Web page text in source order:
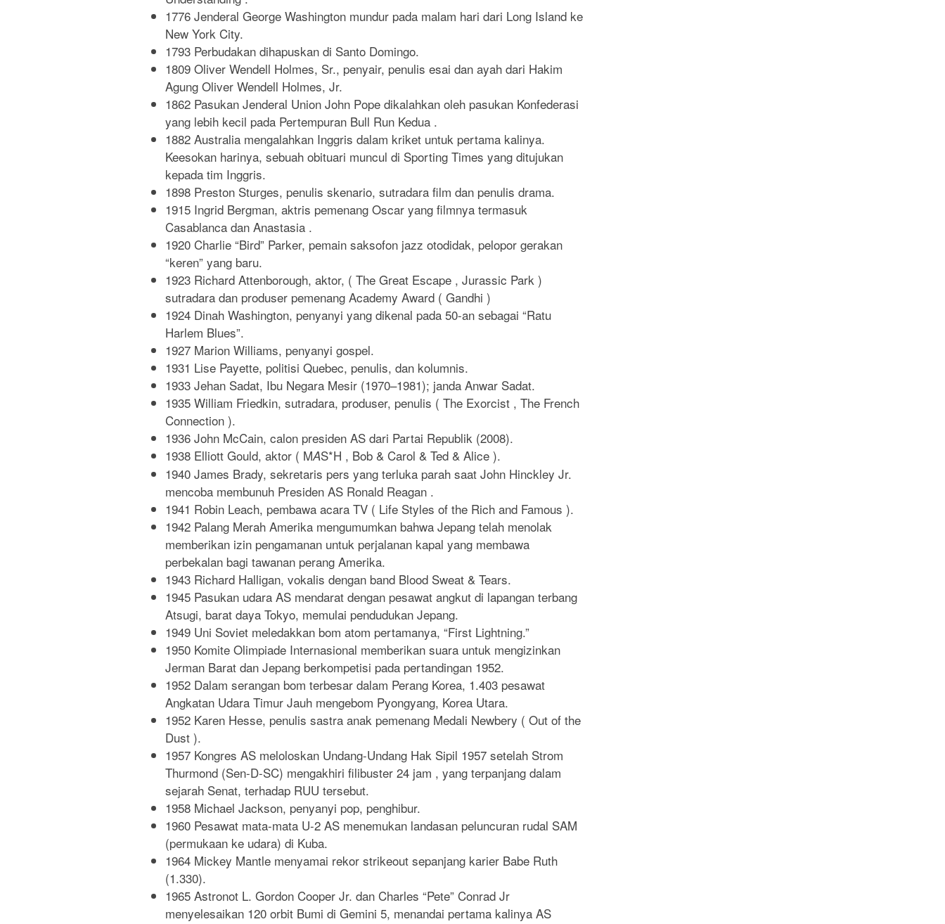
1776 Jenderal George Washington mundur pada malam hari dari Long Island ke
New York City.
1793 Perbudakan dihapuskan di Santo Domingo.
1809 Oliver Wendell Holmes, Sr., penyair, penulis esai dan ayah dari Hakim
Agung Oliver Wendell Holmes, Jr.
1862 Pasukan Jenderal Union John Pope dikalahkan oleh pasukan Konfederasi
yang lebih kecil pada Pertempuran Bull Run Kedua .
1882 Australia mengalahkan Inggris dalam kriket untuk pertama kalinya.
Keesokan harinya, sebuah obituari muncul di Sporting Times yang ditujukan
kepada tim Inggris.
1898 Preston Sturges, penulis skenario, sutradara film dan penulis drama.
1915 Ingrid Bergman, aktris pemenang Oscar yang filmnya termasuk
Casablanca dan Anastasia .
1920 Charlie “Bird” Parker, pemain saksofon jazz otodidak, pelopor gerakan
“keren” yang baru.
1923 Richard Attenborough, aktor, ( The Great Escape , Jurassic Park )
sutradara dan produser pemenang Academy Award ( Gandhi )
1924 Dinah Washington, penyanyi yang dikenal pada 50-an sebagai “Ratu
Harlem Blues”.
1927 Marion Williams, penyanyi gospel.
1931 Lise Payette, politisi Quebec, penulis, dan kolumnis.
1933 Jehan Sadat, Ibu Negara Mesir (1970–1981); janda Anwar Sadat.
1935 William Friedkin, sutradara, produser, penulis ( The Exorcist , The French
Connection ).
1936 John McCain, calon presiden AS dari Partai Republik (2008).
1938 Elliott Gould, aktor ( MAS*H , Bob & Carol & Ted & Alice ).
1940 James Brady, sekretaris pers yang terluka parah saat John Hinckley Jr.
mencoba membunuh Presiden AS Ronald Reagan .
1941 Robin Leach, pembawa acara TV ( Life Styles of the Rich and Famous ).
1942 Palang Merah Amerika mengumumkan bahwa Jepang telah menolak
memberikan izin pengamanan untuk perjalanan kapal yang membawa
perbekalan bagi tawanan perang Amerika.
1943 Richard Halligan, vokalis dengan band Blood Sweat & Tears.
1945 Pasukan udara AS mendarat dengan pesawat angkut di lapangan terbang
Atsugi, barat daya Tokyo, memulai pendudukan Jepang.
1949 Uni Soviet meledakkan bom atom pertamanya, “First Lightning.”
1950 Komite Olimpiade Internasional memberikan suara untuk mengizinkan
Jerman Barat dan Jepang berkompetisi pada pertandingan 1952.
1952 Dalam serangan bom terbesar dalam Perang Korea, 1.403 pesawat
Angkatan Udara Timur Jauh mengebom Pyongyang, Korea Utara.
1952 Karen Hesse, penulis sastra anak pemenang Medali Newbery ( Out of the
Dust ).
1957 Kongres AS meloloskan Undang-Undang Hak Sipil 1957 setelah Strom
Thurmond (Sen-D-SC) mengakhiri filibuster 24 jam , yang terpanjang dalam
sejarah Senat, terhadap RUU tersebut.
1958 Michael Jackson, penyanyi pop, penghibur.
1960 Pesawat mata-mata U-2 AS menemukan landasan peluncuran rudal SAM
(permukaan ke udara) di Kuba.
1964 Mickey Mantle menyamai rekor strikeout sepanjang karier Babe Ruth
(1.330).
1965 Astronot L. Gordon Cooper Jr. dan Charles “Pete” Conrad Jr
menyelesaikan 120 orbit Bumi di Gemini 5, menandai pertama kalinya AS